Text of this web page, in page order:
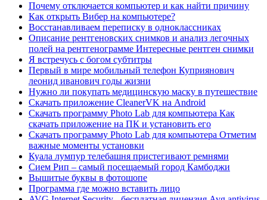
Почему отключается компьютер и как найти причину
Как открыть Вибер на компьютере?
Восстанавливаем переписку в одноклассниках
Описание рентгеновских снимков и анализ легочных
полей на рентгенограмме Интересные рентген снимки
Я встречусь с богом субтитры
Первый в мире мобильный телефон Куприянович
леонид иванович годы жизни
Нужно ли покупать медицинскую маску в путешествие
Скачать приложение CleanerVK на Android
Скачать программу Photo Lab для компьютера Как
скачать приложение на ПК и установить его
Скачать программу Photo Lab для компьютера Отметим
важные моменты установки
Куала лумпур телебашня пристегивают ремнями
Сием Рип – самый посещаемый город Камбоджи
Вышитые буквы в фотошопе
Программа где можно вставить лицо